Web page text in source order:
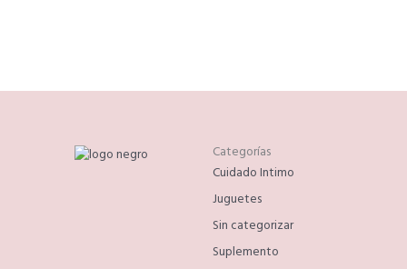
Categorías
Cuidado Intimo
Juguetes
Sin categorizar
Suplemento